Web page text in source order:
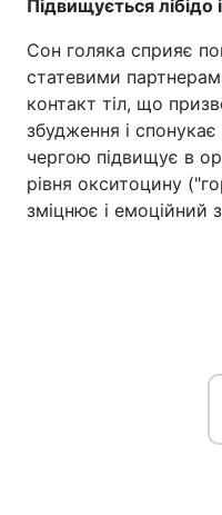
Підвищується лібідо
Сон голяка сприяє
статевими
контакт тіл, що
збудження і
чергою підвищує в
рівня окситоцину
зміцнює і емоційний